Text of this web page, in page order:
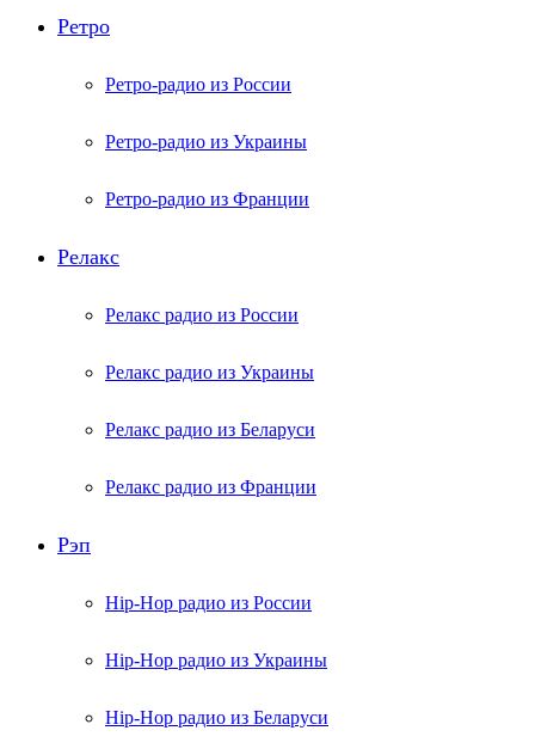
Ретро
Ретро-радио из России
Ретро-радио из Украины
Ретро-радио из Франции
Релакс
Релакс радио из России
Релакс радио из Украины
Релакс радио из Беларуси
Релакс радио из Франции
Рэп
Hip-Hop радио из России
Hip-Hop радио из Украины
Hip-Hop радио из Беларуси